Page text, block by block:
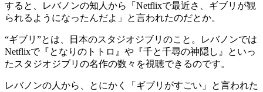
すると、レバノンの知人から「Netflixで最近さ、ギブリが観
られるようになったんだよ」と言われたのだとか。
“ギブリ”とは、日本のスタジオジブリのこと。レバノンでは
Netflixで『となりのトトロ』や『千と千尋の神隠し』といっ
たスタジオジブリの名作の数々を視聴できるのです。
レバノンの人から、とにかく「ギブリがすごい」と言われた